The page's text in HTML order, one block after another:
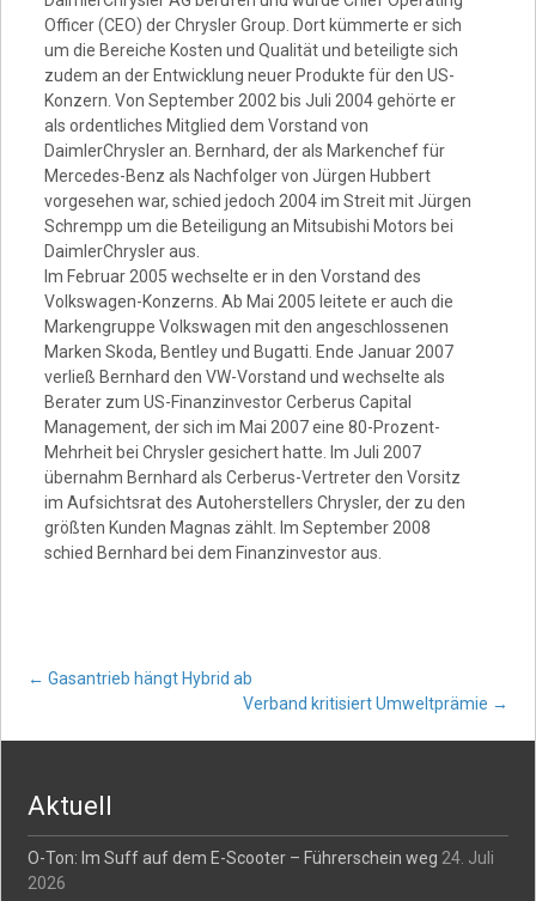
Officer (CEO) der Chrysler Group. Dort kümmerte er sich
um die Bereiche Kosten und Qualität und beteiligte sich
zudem an der Entwicklung neuer Produkte für den US-
Konzern. Von September 2002 bis Juli 2004 gehörte er
als ordentliches Mitglied dem Vorstand von
DaimlerChrysler an. Bernhard, der als Markenchef für
Mercedes-Benz als Nachfolger von Jürgen Hubbert
vorgesehen war, schied jedoch 2004 im Streit mit Jürgen
Schrempp um die Beteiligung an Mitsubishi Motors bei
DaimlerChrysler aus.
Im Februar 2005 wechselte er in den Vorstand des
Volkswagen-Konzerns. Ab Mai 2005 leitete er auch die
Markengruppe Volkswagen mit den angeschlossenen
Marken Skoda, Bentley und Bugatti. Ende Januar 2007
verließ Bernhard den VW-Vorstand und wechselte als
Berater zum US-Finanzinvestor Cerberus Capital
Management, der sich im Mai 2007 eine 80-Prozent-
Mehrheit bei Chrysler gesichert hatte. Im Juli 2007
übernahm Bernhard als Cerberus-Vertreter den Vorsitz
im Aufsichtsrat des Autoherstellers Chrysler, der zu den
größten Kunden Magnas zählt. Im September 2008
schied Bernhard bei dem Finanzinvestor aus.
Post
← Gasantrieb hängt Hybrid ab
Verband kritisiert Umweltprämie →
Aktuell
O-Ton: Im Suff auf dem E-Scooter – Führerschein weg 24. Juli
2026